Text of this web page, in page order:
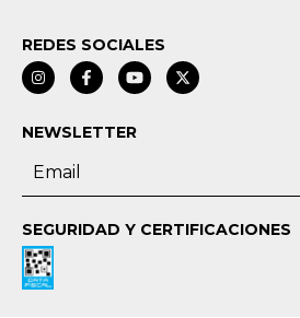
REDES SOCIALES
NEWSLETTER
SEGURIDAD Y CERTIFICACIONES